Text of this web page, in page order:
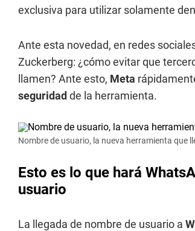
exclusiva para utilizar solamente
Ante esta novedad, en redes
Zuckerberg: ¿cómo evitar que
llamen? Ante esto, Meta
seguridad de la herramienta.
Nombre de usuario, la nueva herramienta que
Esto es lo que hará
usuario
La llegada de nombre de usuario a